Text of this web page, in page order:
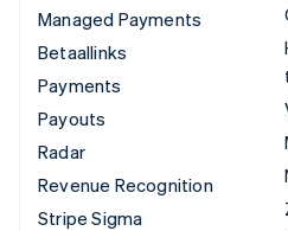
Managed Payments
Betaallinks
Payments
Payouts
Radar
Revenue Recognition
Stripe Sigma